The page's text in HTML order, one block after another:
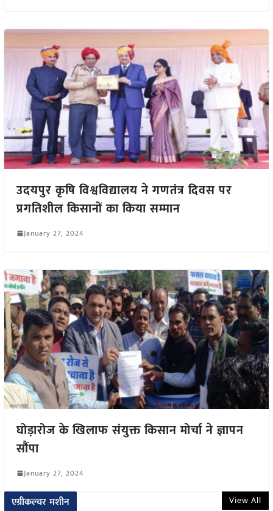
उदयपुर कृषि विश्वविद्यालय ने गणतंत्र दिवस पर
प्रगतिशील किसानों का किया सम्मान
January 27, 2024
घोड़ारोज के खिलाफ संयुक्त किसान मोर्चा ने ज्ञापन
सौंपा
January 27, 2024
एग्रीकल्चर मशीन View All